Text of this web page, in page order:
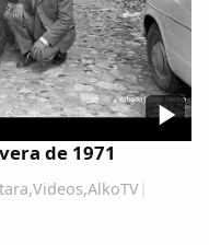
de 1971
,Videos,AlkoTV|